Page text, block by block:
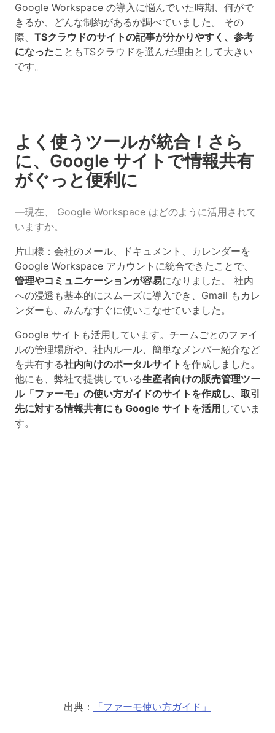
Google Workspace の導入に悩んでいた時期、何がで
きるか、どんな制約があるか調べていました。 その
際、 TSクラウドのサイトの記事が分かりやすく、参考
になったこともTSクラウドを選んだ理由として大きい
です。
よく使うツールが統合！さら
に、Google サイトで情報共有
がぐっと便利に
―現在、 Google Workspace はどのように活用されて
いますか。
片山様：会社のメール、ドキュメント、カレンダーを
Google Workspace アカウントに統合できたことで、
管理やコミュニケーションが容易になりました。 社内
への浸透も基本的にスムーズに導入でき、Gmail もカレ
ンダーも、みんなすぐに使いこなせていました。
Google サイトも活用しています。チームごとのファイ
ルの管理場所や、社内ルール、簡単なメンバー紹介など
を共有する社内向けのポータルサイト を作成しました。
他にも、弊社で提供している生産者向けの販売管理ツー
ル「ファーモ」の使い方ガイドのサイトを作成し、取引
先に対する情報共有にも Google サイトを活用 していま
す。
出典： 「ファーモ使い方ガイド」